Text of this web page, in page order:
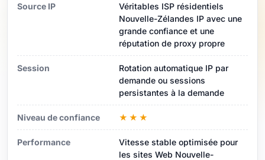
Source IP
Véritables ISP résidentiels
Nouvelle-Zélandes IP avec une
grande confiance et une
réputation de proxy propre
Session
Rotation automatique IP par
demande ou sessions
persistantes à la demande
Niveau de confiance ★★★
Performance
Vitesse stable optimisée pour
les sites Web Nouvelle-